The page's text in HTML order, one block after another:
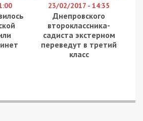
23/02/2017 - 14:35
Днепровского
второклассника-
садиста экстерном
переведут в третий
класс